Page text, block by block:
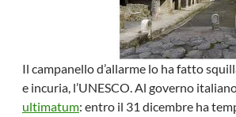
Il campanello d’allarme lo ha fatto
e incuria, l’UNESCO. Al governo
ultimatum: entro il 31 dicembre ha